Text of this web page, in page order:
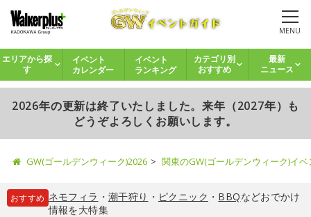
MENU
エリアから探
す
イベント
カレンダー
イベント
ランキング
カテゴリ別
おすすめ
最新
ニュース
2026年の更新は終了いたしました。来年（2027年）も
どうぞよろしくお願いします。
GW(ゴールデンウィーク)2026 関東のGW(ゴールデンウィーク)イ
おすすめ ネモフィラ ・ 潮干狩り ・ ピクニック ・ BBQなどおでかけ
情報を大特集